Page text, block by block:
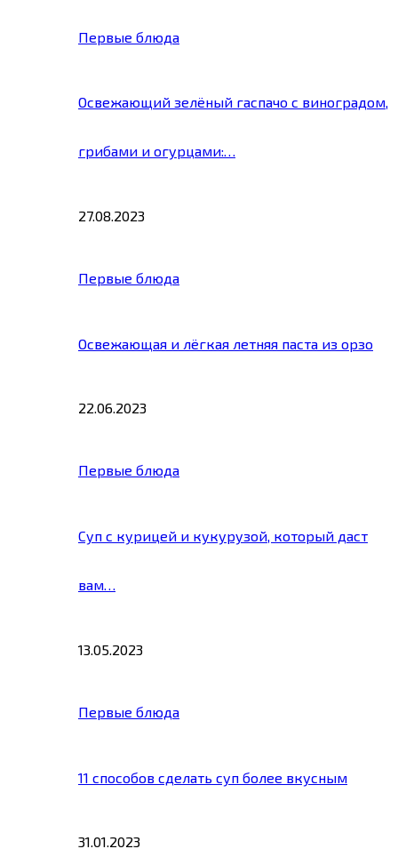
Первые блюда
Освежающий зелёный гаспачо с виноградом,
грибами и огурцами:…
27.08.2023
Первые блюда
Освежающая и лёгкая летняя паста из орзо
22.06.2023
Первые блюда
Суп с курицей и кукурузой, который даст
вам…
13.05.2023
Первые блюда
11 способов сделать суп более вкусным
31.01.2023